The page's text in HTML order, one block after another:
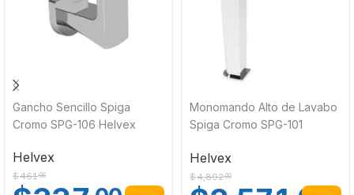
Gancho Sencillo Spiga
Cromo SPG-106 Helvex
Helvex
$461.00
Monomando Alto de Lavabo
Spiga Cromo SPG-101
Helvex
$4,892.00